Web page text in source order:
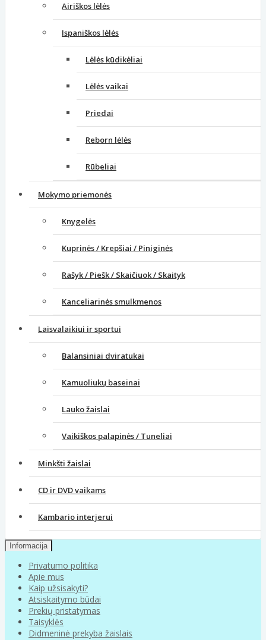
Airiškos lėlės
Ispaniškos lėlės
Lėlės kūdikėliai
Lėlės vaikai
Priedai
Reborn lėlės
Rūbeliai
Mokymo priemonės
Knygelės
Kuprinės / Krepšiai / Piniginės
Rašyk / Piešk / Skaičiuok / Skaityk
Kanceliarinės smulkmenos
Laisvalaikiui ir sportui
Balansiniai dviratukai
Kamuoliukų baseinai
Lauko žaislai
Vaikiškos palapinės / Tuneliai
Minkšti žaislai
CD ir DVD vaikams
Kambario interjerui
Informacija
Privatumo politika
Apie mus
Kaip užsisakyti?
Atsiskaitymo būdai
Prekių pristatymas
Taisyklės
Didmeninė prekyba žaislais